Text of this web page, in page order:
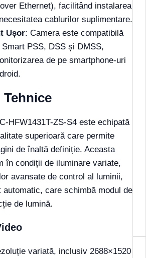
Ethernet), facilitând instalarea
cablurilor suplimentare.
Ușor: Camera este compatibilă
PSS, DSS și DMSS,
de pe smartphone-uri
HFW1431T-ZS-S4 este echipată
superioară care permite
de înaltă definiție. Aceasta
în condiții de iluminare variate,
avansate de control al luminii,
care schimbă modul de
de lumină.
variată, inclusiv 2688×1520